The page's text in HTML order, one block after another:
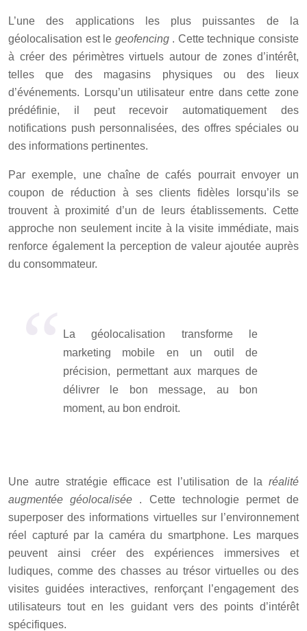
L’une des applications les plus puissantes de la
géolocalisation est le geofencing . Cette technique consiste
à créer des périmètres virtuels autour de zones d’intérêt,
telles que des magasins physiques ou des lieux
d’événements. Lorsqu’un utilisateur entre dans cette zone
prédéfinie, il peut recevoir automatiquement des
notifications push personnalisées, des offres spéciales ou
des informations pertinentes.
Par exemple, une chaîne de cafés pourrait envoyer un
coupon de réduction à ses clients fidèles lorsqu’ils se
trouvent à proximité d’un de leurs établissements. Cette
approche non seulement incite à la visite immédiate, mais
renforce également la perception de valeur ajoutée auprès
du consommateur.
La géolocalisation transforme le
marketing mobile en un outil de
précision, permettant aux marques de
délivrer le bon message, au bon
moment, au bon endroit.
Une autre stratégie efficace est l’utilisation de la réalité
augmentée géolocalisée . Cette technologie permet de
superposer des informations virtuelles sur l’environnement
réel capturé par la caméra du smartphone. Les marques
peuvent ainsi créer des expériences immersives et
ludiques, comme des chasses au trésor virtuelles ou des
visites guidées interactives, renforçant l’engagement des
utilisateurs tout en les guidant vers des points d’intérêt
spécifiques.